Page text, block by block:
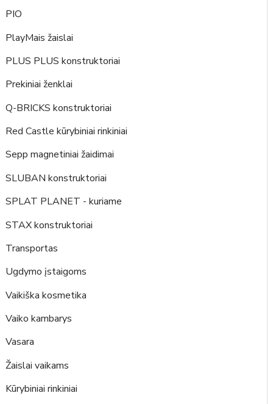
PIO
PlayMais žaislai
PLUS PLUS konstruktoriai
Prekiniai ženklai
Q-BRICKS konstruktoriai
Red Castle kūrybiniai rinkiniai
Sepp magnetiniai žaidimai
SLUBAN konstruktoriai
SPLAT PLANET - kuriame
STAX konstruktoriai
Transportas
Ugdymo įstaigoms
Vaikiška kosmetika
Vaiko kambarys
Vasara
Žaislai vaikams
Kūrybiniai rinkiniai